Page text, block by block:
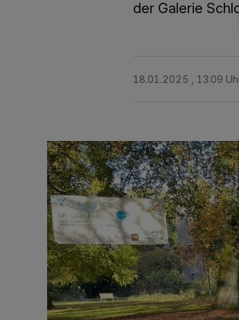
der Galerie
18.01.2025 , 13:09